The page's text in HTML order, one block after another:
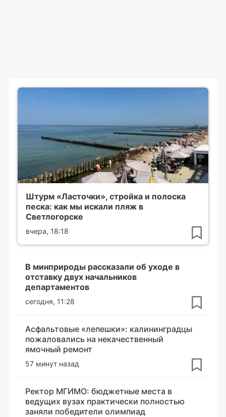
Штурм «Ласточки», стройка и полоска
песка: как мы искали пляж в
Светлогорске
вчера, 18:18
В минприроды рассказали об уходе в
отставку двух начальников
департаментов
сегодня, 11:28
Асфальтовые «лепешки»: калининградцы
пожаловались на некачественный
ямочный ремонт
57 минут назад
Ректор МГИМО: бюджетные места в
ведущих вузах практически полностью
заняли победители олимпиад